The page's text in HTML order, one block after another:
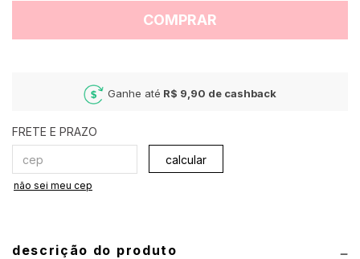
COMPRAR
Ganhe até R$ 9,90 de cashback
calcular
não sei meu cep
descrição do produto